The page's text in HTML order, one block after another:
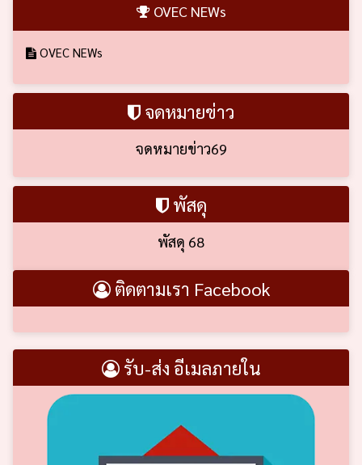
OVEC NEWs
OVEC NEWs
จดหมายข่าว
จดหมายข่าว69
พัสดุ
พัสดุ 68
ติดตามเรา Facebook
รับ-ส่ง อีเมลภายใน